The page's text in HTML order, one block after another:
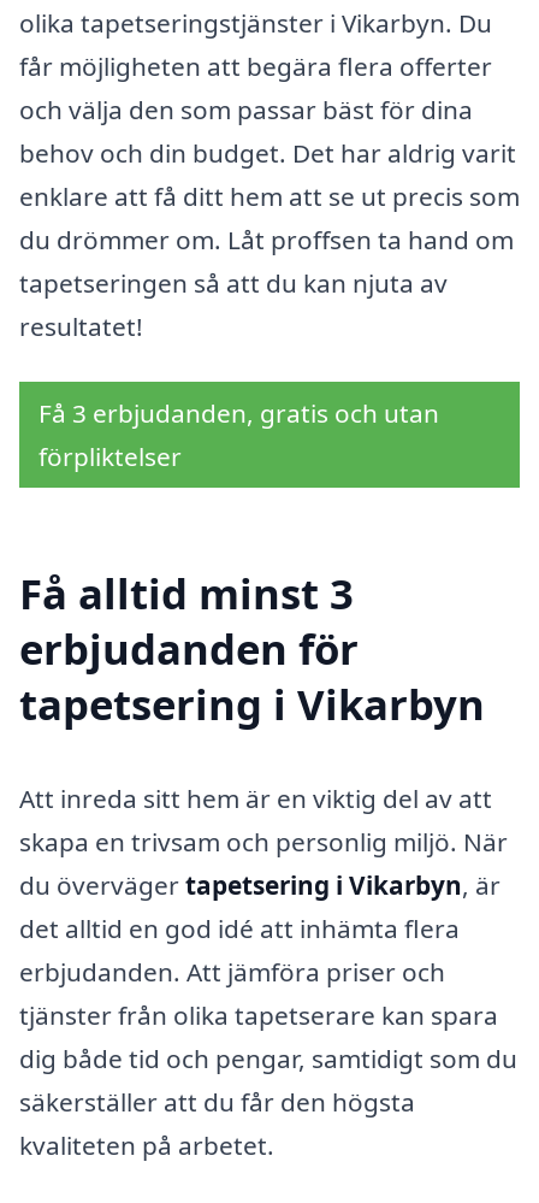
olika tapetseringstjänster i Vikarbyn. Du
får möjligheten att begära flera offerter
och välja den som passar bäst för dina
behov och din budget. Det har aldrig varit
enklare att få ditt hem att se ut precis som
du drömmer om. Låt proffsen ta hand om
tapetseringen så att du kan njuta av
resultatet!
Få 3 erbjudanden, gratis och utan
förpliktelser
Få alltid minst 3
erbjudanden för
tapetsering i Vikarbyn
Att inreda sitt hem är en viktig del av att
skapa en trivsam och personlig miljö. När
du övervägertapetsering i Vikarbyn, är
det alltid en god idé att inhämta flera
erbjudanden. Att jämföra priser och
tjänster från olika tapetserare kan spara
dig både tid och pengar, samtidigt som du
säkerställer att du får den högsta
kvaliteten på arbetet.